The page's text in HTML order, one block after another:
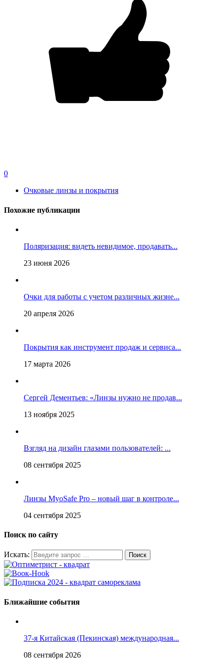
0
Очковые линзы и покрытия
Похожие публикации
Поляризация: видеть невидимое, продавать...
23 июня 2026
Очки для работы с учетом различных жизне...
20 апреля 2026
Покрытия как инструмент продаж и сервиса...
17 марта 2026
Сергей Дементьев: «Линзы нужно не продав...
13 ноября 2025
Взгляд на дизайн глазами пользователей: ...
08 сентября 2025
Линзы MyoSafe Pro – новый шаг в контроле...
04 сентября 2025
Поиск по сайту
Искать:
Ближайшие события
37-я Китайская (Пекинская) международная...
08 сентября 2026